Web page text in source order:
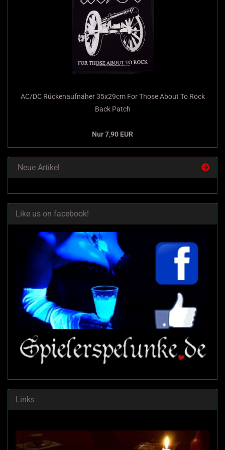
AC/DC Rückenaufnäher 35x29cm For Those About To Rock
Back Patch
Nur 7,90 EUR
Neue Artikel
Like us on facebook!
Links